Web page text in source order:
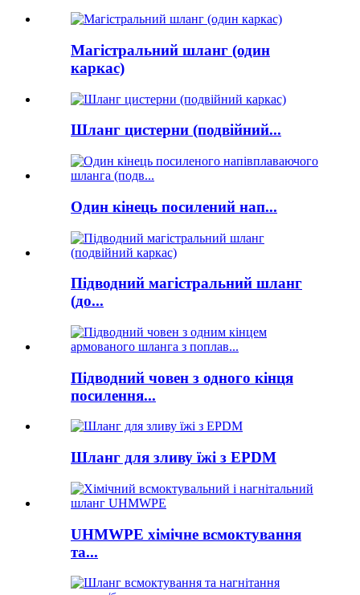
Магістральний шланг (один
каркас)
Шланг цистерни (подвійний...
Один кінець посилений нап...
Підводний магістральний шланг
(до...
Підводний човен з одного кінця
посилення...
Шланг для зливу їжі з EPDM
UHMWPE хімічне всмоктування
та...